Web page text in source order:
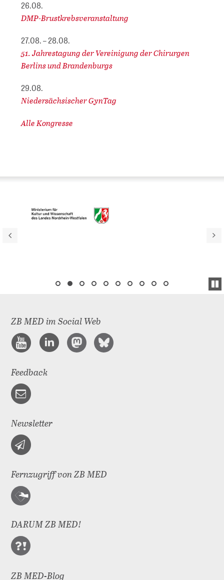
26.08.
DMP-Brustkrebsveranstaltung
27.08. – 28.08.
51. Jahrestagung der Vereinigung der Chirurgen
Berlins und Brandenburgs
29.08.
Niedersächsischer GynTag
Alle Kongresse
ZB MED im Social Web
Feedback
Newsletter
Fernzugriff von ZB MED
DARUM ZB MED!
ZB MED-Blog